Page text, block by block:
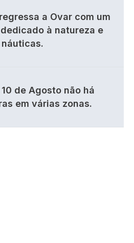
a Ovar com um
à natureza e
de Agosto não há
em várias zonas.